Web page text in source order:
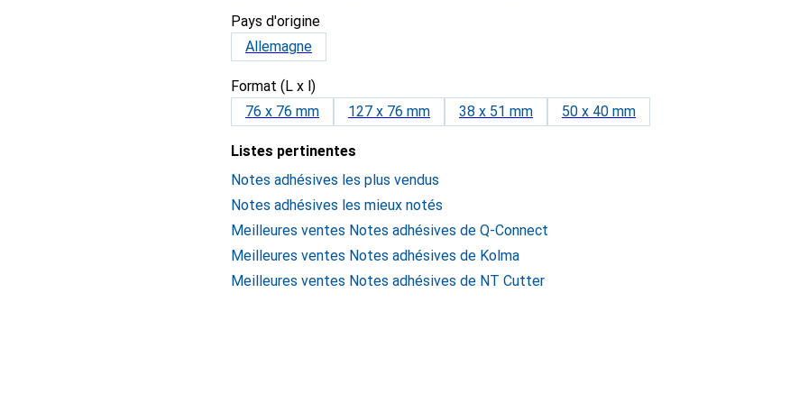
Pays d'origine
Allemagne
Format (L x l)
76 x 76 mm
127 x 76 mm 38 x 51 mm 50 x 40 mm
Listes pertinentes
Notes adhésives les plus vendus
Notes adhésives les mieux notés
Meilleures ventes Notes adhésives de Q-Connect
Meilleures ventes Notes adhésives de Kolma
Meilleures ventes Notes adhésives de NT Cutter